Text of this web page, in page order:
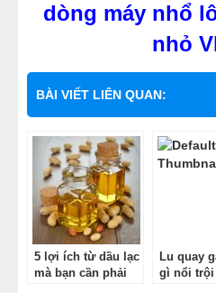
dòng máy nhổ
nhỏ
BÀI VIẾT LIÊN QUAN:
5 lợi ích từ dầu lạc
mà bạn cần phải
Lu quay
gì nổi